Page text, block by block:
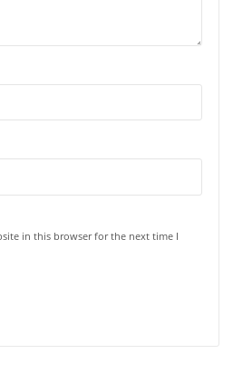
in this browser for the next time I